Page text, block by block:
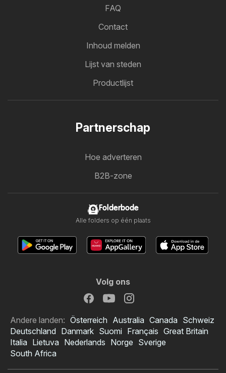
FAQ
Contact
Inhoud melden
Lijst van steden
Productlijst
Partnerschap
Hoe adverteren
B2B-zone
Folderbode
Alle folders op één plaats
Volg ons
Andere landen: Österreich Australia Canada Schweiz
Deutschland Danmark Suomi Français Great Britain
Italia Lietuva Nederlands Norge Sverige
South Africa